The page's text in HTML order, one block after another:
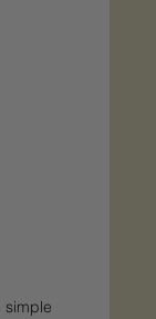
simple